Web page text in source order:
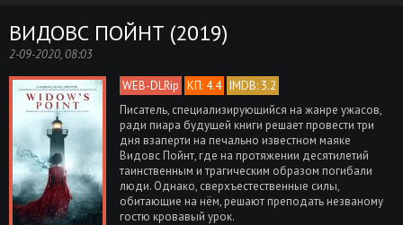
ВИДОВС ПОЙНТ (2019)
2-09-2020, 08:03
WEB-DLRip КП: 4.4 IMDB: 3.2
Писатель, специализирующийся на жанре ужасов,
ради пиара будущей книги решает провести три
дня взаперти на печально известном маяке
Видовс Пойнт, где на протяжении десятилетий
таинственным и трагическим образом погибали
люди. Однако, сверхъестественные силы,
обитающие на нём, решают преподать незваному
гостю кровавый урок.